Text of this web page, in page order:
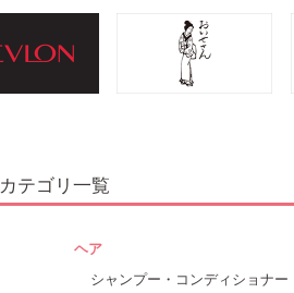
カテゴリ一覧
ヘア
シャンプー・コンディショナー